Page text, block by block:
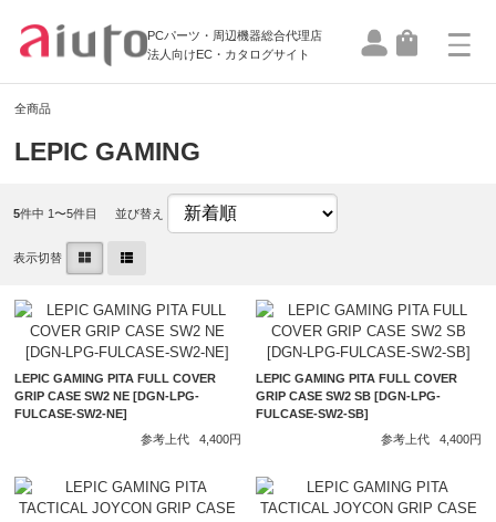
PCパーツ・周辺機器総合代理店
法人向けEC・カタログサイト
全商品
LEPIC GAMING
5件中 1〜5件目 並び替え
表示切替
LEPIC GAMING PITA FULL COVER
GRIP CASE SW2 NE [DGN-LPG-
FULCASE-SW2-NE]
参考上代
4,400円
LEPIC GAMING PITA FULL COVER
GRIP CASE SW2 SB [DGN-LPG-
FULCASE-SW2-SB]
参考上代
4,400円